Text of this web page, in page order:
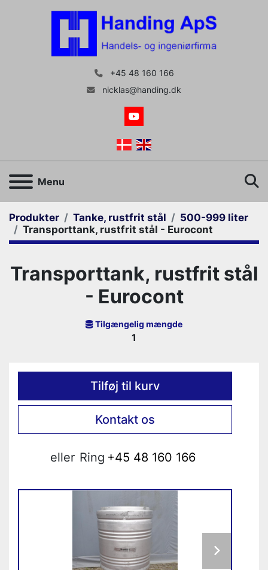
+45 48 160 166
nicklas@handing.dk
youtube
Menu
Produkter Tanke, rustfrit stål
500-999 liter
Transporttank, rustfrit stål - Eurocont
Transporttank, rustfrit stål
- Eurocont
Tilgængelig mængde
1
Tilføj til kurv
Kontakt os
eller Ring +45 48 160 166